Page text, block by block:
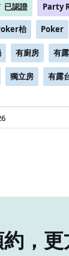
已認證 Party
枱 Poker
有廚房 有
獨立房 有露
，